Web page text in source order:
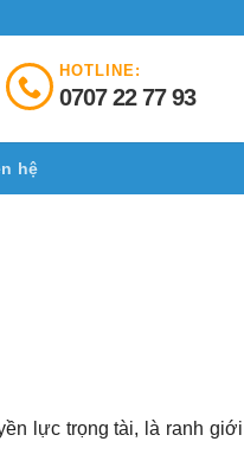
HOTLINE:
0707 22 77 93
hệ
lực trọng tài, là ranh giới